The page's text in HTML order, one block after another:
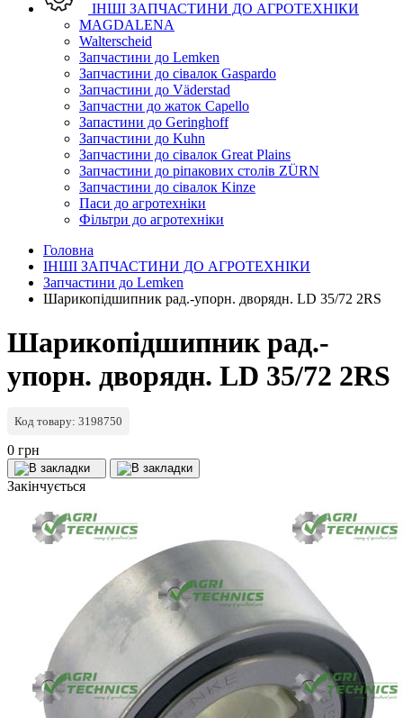
ІНШІ ЗАПЧАСТИНИ ДО АГРОТЕХНІКИ
MAGDALENA
Walterscheid
Запчастини до Lemken
Запчастини до сівалок Gaspardo
Запчастини до Väderstad
Запчастни до жаток Capello
Запастини до Geringhoff
Запчастини до Kuhn
Запчастини до сівалок Great Plains
Запчастини до ріпакових столів ZÜRN
Запчастини до сівалок Kinze
Паси до агротехніки
Фільтри до агротехніки
Головна
ІНШІ ЗАПЧАСТИНИ ДО АГРОТЕХНІКИ
Запчастини до Lemken
Шарикопідшипник рад.-упорн. дворядн. LD 35/72 2RS
Шарикопідшипник рад.-
упорн. дворядн. LD 35/72 2RS
Код товару: 3198750
0 грн
Закінчується